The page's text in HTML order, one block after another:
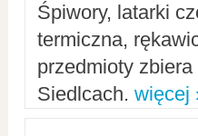
Śpiwory, latarki
termiczna,
przedmioty
Siedlcach. więcej